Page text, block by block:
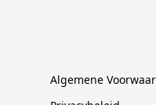
Algemene